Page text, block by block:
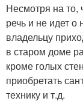
Несмотря на то,
речь и не идет о
владельцу
в старом доме
кроме голых
приобретать
технику и т.д.